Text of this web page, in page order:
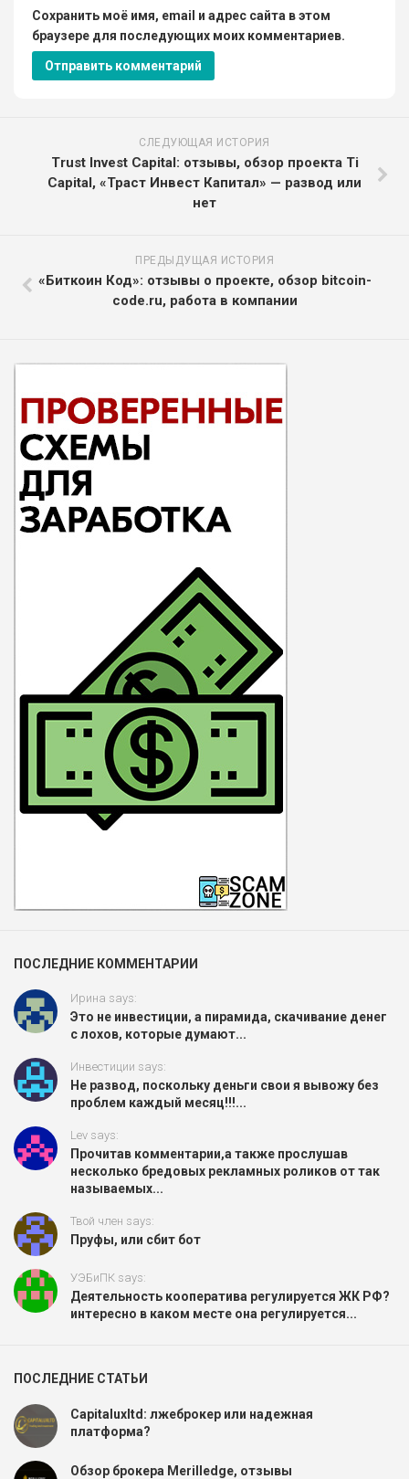
Сохранить моё имя, email и адрес сайта в этом
браузере для последующих моих комментариев.
СЛЕДУЮЩАЯ ИСТОРИЯ
Trust Invest Capital: отзывы, обзор проекта Ti
Capital, «Траст Инвест Капитал» — развод или
нет
ПРЕДЫДУЩАЯ ИСТОРИЯ
«Биткоин Код»: отзывы о проекте, обзор bitcoin-
code.ru, работа в компании
ПОСЛЕДНИЕ КОММЕНТАРИИ
Ирина says:
Это не инвестиции, а пирамида, скачивание денег
с лохов, которые думают...
Инвестиции says:
Не развод, поскольку деньги свои я вывожу без
проблем каждый месяц!!!...
Lev says:
Прочитав комментарии,а также прослушав
несколько бредовых рекламных роликов от так
называемых...
Твой член says:
Пруфы, или сбит бот
УЭБиПК says:
Деятельность кооператива регулируется ЖК РФ?
интересно в каком месте она регулируется...
ПОСЛЕДНИЕ СТАТЬИ
Capitaluxltd: лжеброкер или надежная
платформа?
Обзор брокера Merilledge, отзывы